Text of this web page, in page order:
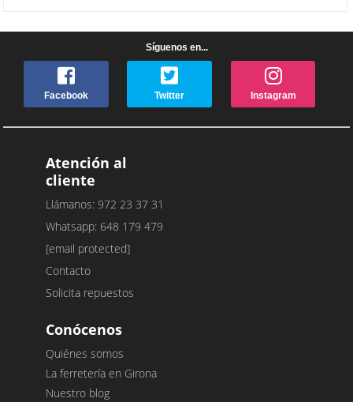
Síguenos en...
Facebook Twitter Instagram
Atención al
cliente
Llámanos: 972 23 37 31
Whatsapp: 648 179 479
[email protected]
Contacto
Solicita repuestos
Conócenos
Quiénes somos
La ferretería en Girona
Nuestro blog